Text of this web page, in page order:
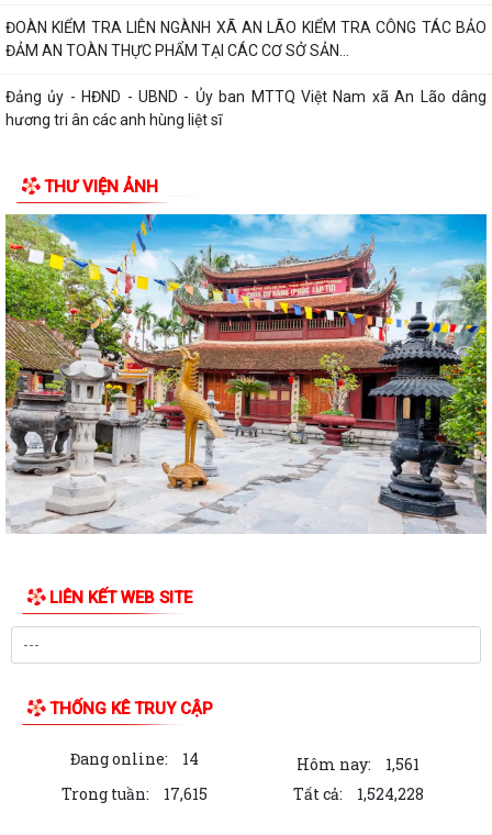
ĐOÀN KIỂM TRA LIÊN NGÀNH XÃ AN LÃO KIỂM TRA CÔNG TÁC BẢO
ĐẢM AN TOÀN THỰC PHẨM TẠI CÁC CƠ SỞ SẢN...
Đảng ủy - HĐND - UBND - Ủy ban MTTQ Việt Nam xã An Lão dâng
hương tri ân các anh hùng liệt sĩ
THƯ VIỆN ẢNH
LIÊN KẾT WEB SITE
THỐNG KÊ TRUY CẬP
Đang online: 14 Hôm nay:
1,561
Trong tuần:
17,615 Tất cả: 1,524,228